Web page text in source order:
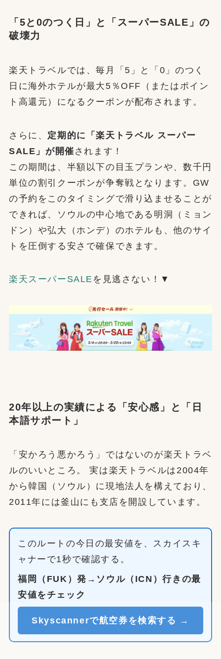
「5と0のつく日」と「スーパーSALE」の
破壊力
楽天トラベルでは、毎月「5」と「0」のつく
日に海外ホテルが最大5％OFF（またはポイン
ト高還元）になるクーポンが配布されます。
さらに、 定期的に「楽天トラベル スーパー
SALE」が開催 されます！
この期間は、半額以下の目玉プランや、数千円
単位の割引クーポンが争奪戦となります。GW
の予約をこのタイミングで滑り込ませることが
できれば、ソウルの中心地である明洞（ミョン
ドン）や弘大（ホンデ）のホテルも、他のサイ
トを圧倒する安さで確保できます。
楽天スーパーSALE を見逃さない！▼
20年以上の実績による「安心感」と「日
本語サポート」
「安かろう悪かろう」ではないのが楽天トラベ
ルのいいところ。 実は楽天トラベルは2004年
から韓国（ソウル）に現地法人を構えており、
2011年には釜山にも支店を開設しています。
このルートの今日の最安値を、スカイスキ
ャナーで1秒で確認する。
福岡（FUK）発→ソウル（ICN）行きの最
安値をチェック
Skyscannerで航空券を検索する →